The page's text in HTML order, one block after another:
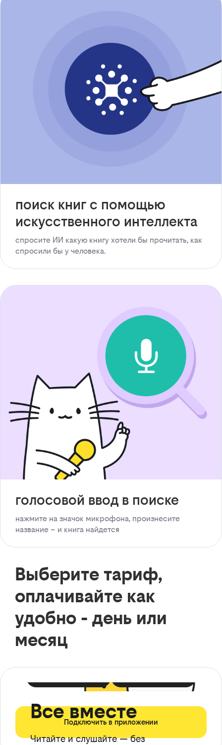
поиск книг с помощью
искусственного интеллекта
спросите ИИ какую книгу хотели бы прочитать, как
спросили бы у человека.
голосовой ввод в поиске
нажмите на значок микрофона, произнесите
название – и книга найдется
Выберите тариф,
оплачивайте как
удобно - день или
месяц
Все вместе
Читайте и слушайте — без
Подключить в приложении